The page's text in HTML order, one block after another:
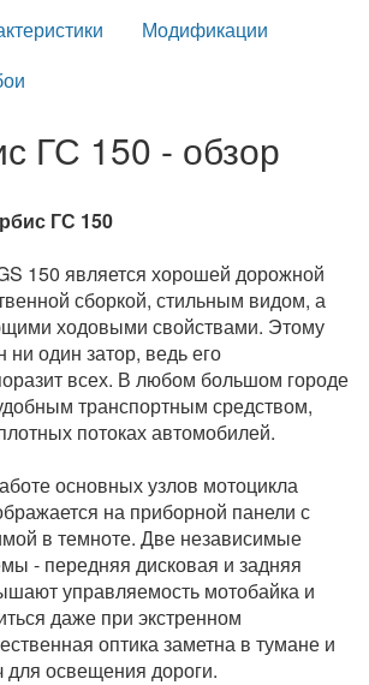
Модификации
ГС 150 - обзор
ГС 150
150 является хорошей дорожной
сборкой, стильным видом, а
ходовыми свойствами. Этому
ни один затор, ведь его
всех. В любом большом городе
транспортным средством,
потоках автомобилей.
основных узлов мотоцикла
на приборной панели с
в темноте. Две независимые
- передняя дисковая и задняя
управляемость мотобайка и
даже при экстренном
оптика заметна в тумане и
освещения дороги.